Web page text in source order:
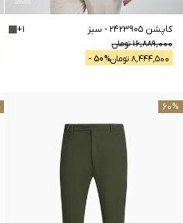
کاپشن 2423905 - سبز
16,889,000تومان
8,444,500 تومان 50% -
+1
60%